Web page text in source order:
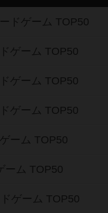
ドゲーム TOP50
ゲーム TOP50
ゲーム TOP50
ゲーム TOP50
ーム TOP50
ーム TOP50
ゲーム TOP50